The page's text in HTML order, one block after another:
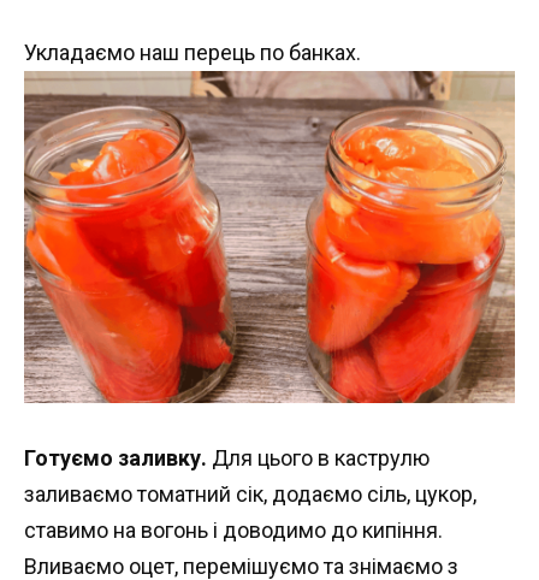
Укладаємо наш перець по банках.
Готуємо заливку. Для цього в каструлю
заливаємо томатний сік, додаємо сіль, цукор,
ставимо на вогонь і доводимо до кипіння.
Вливаємо оцет, перемішуємо та знімаємо з